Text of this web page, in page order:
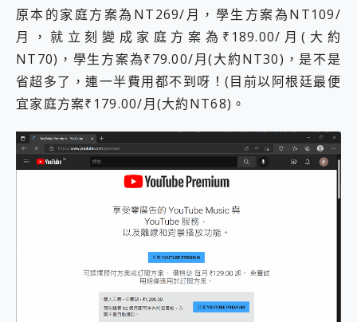
原本的家庭方案為NT269/月，學生方案為NT109/
月，就立刻變成家庭方案為₹189.00/月(大約
NT70)，學生方案為₹79.00/月(大約NT30)，是不是
省超多了，連一半費用都不到呀！(目前以阿根廷最便
宜家庭方案₹179.00/月(大約NT68)。